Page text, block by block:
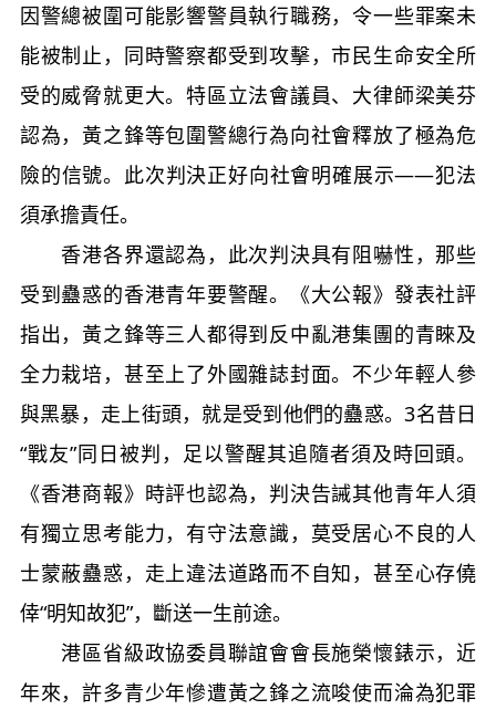
因警總被圍可能影響警員執行職務，令一些罪案未
能被制止，同時警察都受到攻擊，市民生命安全所
受的威脅就更大。特區立法會議員、大律師梁美芬
認為，黃之鋒等包圍警總行為向社會釋放了極為危
險的信號。此次判決正好向社會明確展示——犯法
須承擔責任。
香港各界還認為，此次判決具有阻嚇性，那些
受到蠱惑的香港青年要警醒。《大公報》發表社評
指出，黃之鋒等三人都得到反中亂港集團的青睞及
全力栽培，甚至上了外國雜誌封面。不少年輕人參
與黑暴，走上街頭，就是受到他們的蠱惑。3名昔日
“戰友”同日被判，足以警醒其追隨者須及時回頭。
《香港商報》時評也認為，判決告誡其他青年人須
有獨立思考能力，有守法意識，莫受居心不良的人
士蒙蔽蠱惑，走上違法道路而不自知，甚至心存僥
倖“明知故犯”，斷送一生前途。
港區省級政協委員聯誼會會長施榮懷錶示，近
年來，許多青少年慘遭黃之鋒之流唆使而淪為犯罪